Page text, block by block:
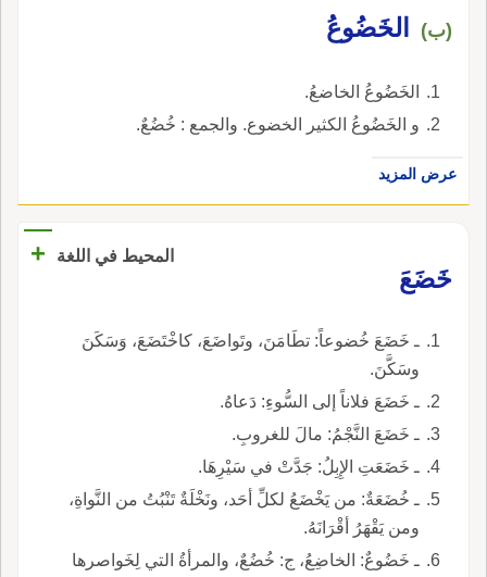
(ب) الخَضُوعُ
الخَضُوعُ الخاضعُ.
و الخَضُوعُ الكثير الخضوع. والجمع : خُضُعٌ.
عرض المزيد
المحيط في اللغة
+
خَضَعَ
ـ خَضَعَ خُضوعاً: تطَامَنَ، وتَواضَعَ، كاخْتَضَعَ، وَسَكَنَ
وسَكَّنَ.
ـ خَضَعَ فلاناً إلى السُّوءِ: دَعاهُ.
ـ خَضَعَ النَّجْمُ: مالَ للغروبِ.
ـ خَضَعَتِ الإِبِلُ: جَدَّتْ في سَيْرِهَا.
ـ خُضَعَةٌ: من يَخْضَعُ لكلِّ أحَد، ونَخْلَةٌ تَنْبُتُ من النَّواةِ،
ومن يَقْهَرُ أقْرَانَهُ.
ـ خَضُوعٌ: الخاضِعُ، ج: خُضُعٌ، والمرأةُ التي لِخَواصرها